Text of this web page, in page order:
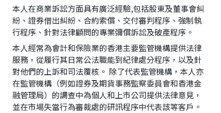
本人在商業訴訟方面具有廣泛經驗,包括股東及董事會糾
紛、證券借出糾紛、合約索償、交付審判程序、強制執
行程序、針對法律顧問的專業彌償訴訟及破產程序。
本人經常為會計和保險業的香港主要監管機構提供法律
服務，從履行其日常公法職能到紀律處分程序，以及針
對他們的上訴和司法覆核。 除了代表監管機構，本人亦
在監管機構（例如證券及期貨事務監察委員會和香港金
融管理局）的調查中為個人和上市公司提供法律意見，
並在市場失當行為審裁處的研訊程序中代表該等客戶。